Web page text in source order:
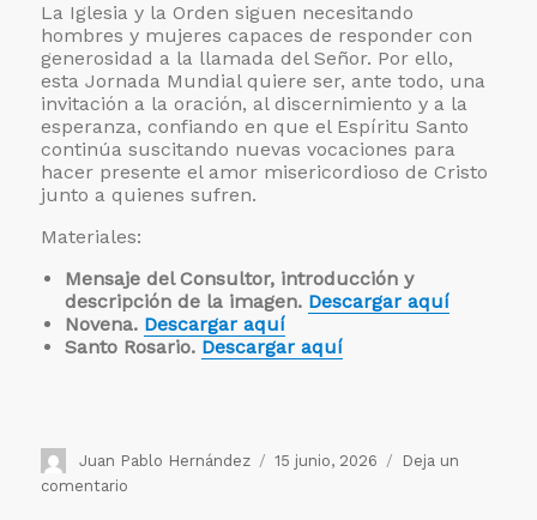
La Iglesia y la Orden siguen necesitando
hombres y mujeres capaces de responder con
generosidad a la llamada del Señor. Por ello,
esta Jornada Mundial quiere ser, ante todo, una
invitación a la oración, al discernimiento y a la
esperanza, confiando en que el Espíritu Santo
continúa suscitando nuevas vocaciones para
hacer presente el amor misericordioso de Cristo
junto a quienes sufren.
Materiales:
Mensaje del Consultor, introducción y
descripción de la imagen. Descargar aquí
Novena. Descargar aquí
Santo Rosario. Descargar aquí
Autor
Juan Pablo Hernández
Publicado
15 junio, 2026
Deja un
comentario